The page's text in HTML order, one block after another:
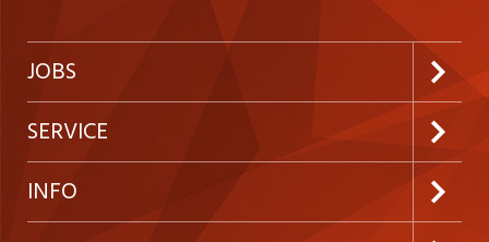
JOBS
Jobabo abonnieren
Neue Stellen
Festanstellungen
SERVICE
Kundenlogin
INFO